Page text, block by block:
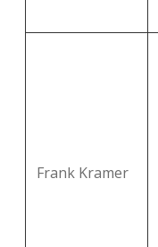
Frank Kramer